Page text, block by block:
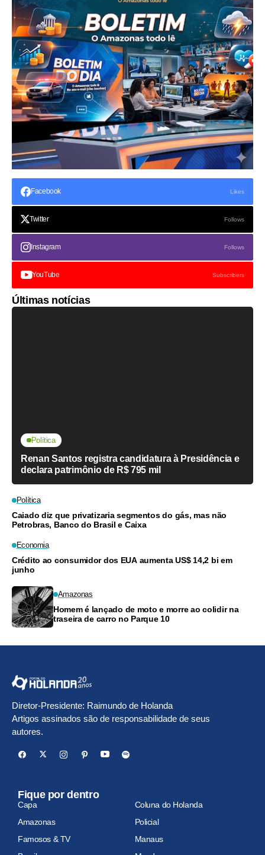
Facebook Likes
Twitter Follows
Instagram Follows
YouTube Subscribers
Últimas notícias
Política
Renan Santos registra candidatura à Presidência e
declara patrimônio de R$ 795 mil
Política
Caiado diz que privatizaria segmentos do gás, mas não
Petrobras, Banco do Brasil e Caixa
Economia
Crédito ao consumidor dos EUA aumenta US$ 14,2 bi em
junho
Amazonas
Homem é lançado de moto e morre ao colidir na
traseira de carro no Parque 10
Diretor-Presidente: Raimundo de Holanda
Artigos assinados são de responsabilidade de seus
autores.
Fique por dentro
Capa
Coluna do Holanda
Amazonas
Policial
Famosos & TV
Manaus